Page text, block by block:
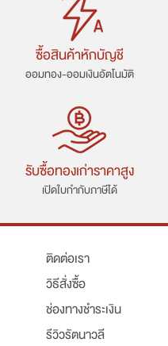
ซื้อสินค้าหักบัญชี
ออมทอง-ออมเงินอัตโนมัติ
รับซื้อทองเก่าราคาสูง
เปิดใบกำกับภาษีได้
ติดต่อเรา
วิธีสั่งซื้อ
ช่องทางชำระเงิน
รีวิวรัตนาวลี